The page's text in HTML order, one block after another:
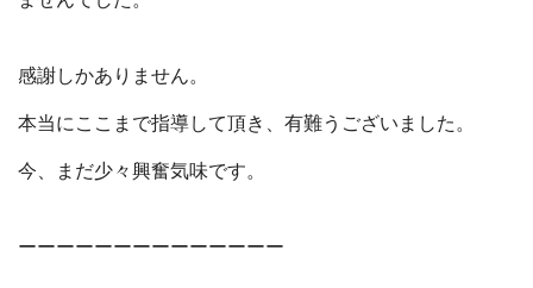
感謝しかありません。
本当にここまで指導して頂き、有難うございました。
今、まだ少々興奮気味です。
ーーーーーーーーーーーーーー